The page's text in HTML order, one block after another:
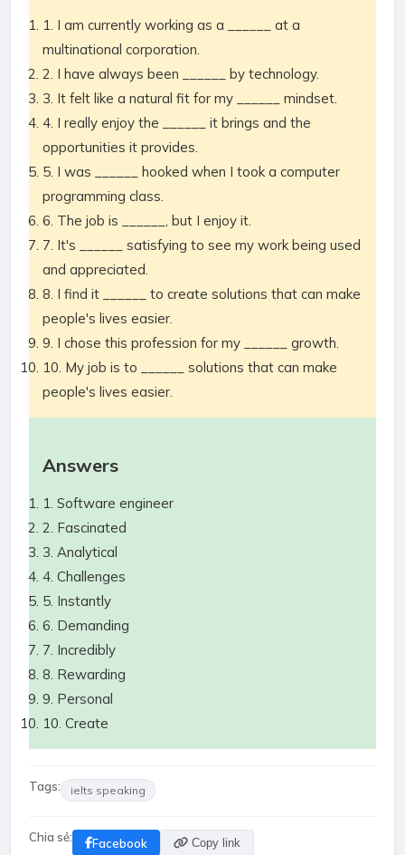
1. I am currently working as a ______ at a
multinational corporation.
2. I have always been ______ by technology.
3. It felt like a natural fit for my ______ mindset.
4. I really enjoy the ______ it brings and the
opportunities it provides.
5. I was ______ hooked when I took a computer
programming class.
6. The job is ______, but I enjoy it.
7. It's ______ satisfying to see my work being used
and appreciated.
8. I find it ______ to create solutions that can make
people's lives easier.
9. I chose this profession for my ______ growth.
10. My job is to ______ solutions that can make
people's lives easier.
Answers
1. Software engineer
2. Fascinated
3. Analytical
4. Challenges
5. Instantly
6. Demanding
7. Incredibly
8. Rewarding
9. Personal
10. Create
Tags: ielts speaking
Chia sẻ: Facebook Copy link